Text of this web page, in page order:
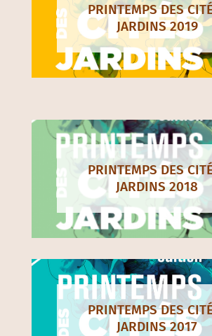
PRINTEMPS DES
JARDINS 2019
PRINTEMPS DES
JARDINS 2018
PRINTEMPS DES
JARDINS 2017